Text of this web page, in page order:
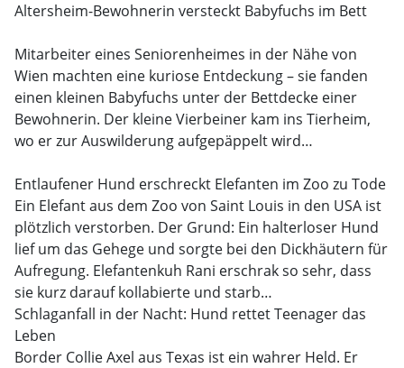
Altersheim-Bewohnerin versteckt Babyfuchs im Bett
Mitarbeiter eines Seniorenheimes in der Nähe von
Wien machten eine kuriose Entdeckung – sie fanden
einen kleinen Babyfuchs unter der Bettdecke einer
Bewohnerin. Der kleine Vierbeiner kam ins Tierheim,
wo er zur Auswilderung aufgepäppelt wird…
Entlaufener Hund erschreckt Elefanten im Zoo zu Tode
Ein Elefant aus dem Zoo von Saint Louis in den USA ist
plötzlich verstorben. Der Grund: Ein halterloser Hund
lief um das Gehege und sorgte bei den Dickhäutern für
Aufregung. Elefantenkuh Rani erschrak so sehr, dass
sie kurz darauf kollabierte und starb…
Schlaganfall in der Nacht: Hund rettet Teenager das
Leben
Border Collie Axel aus Texas ist ein wahrer Held. Er